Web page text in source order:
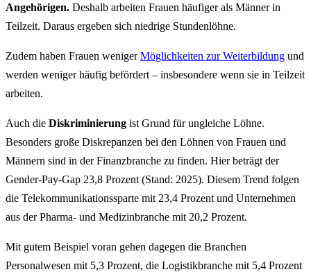
Angehörigen. Deshalb arbeiten Frauen häufiger als Männer in
Teilzeit. Daraus ergeben sich niedrige Stundenlöhne.
Zudem haben Frauen wenigerMöglichkeiten zur Weiterbildung und
werden weniger häufig befördert – insbesondere wenn sie in Teilzeit
arbeiten.
Auch die Diskriminierung ist Grund für ungleiche Löhne.
Besonders große Diskrepanzen bei den Löhnen von Frauen und
Männern sind in der Finanzbranche zu finden. Hier beträgt der
Gender-Pay-Gap 23,8 Prozent (Stand: 2025). Diesem Trend folgen
die Telekommunikationssparte mit 23,4 Prozent und Unternehmen
aus der Pharma- und Medizinbranche mit 20,2 Prozent.
Mit gutem Beispiel voran gehen dagegen die Branchen
Personalwesen mit 5,3 Prozent, die Logistikbranche mit 5,4 Prozent